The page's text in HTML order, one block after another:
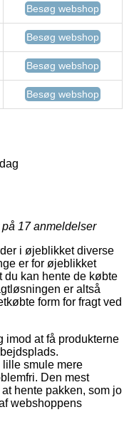
Besøg webshop
Besøg webshop
Besøg webshop
Besøg webshop
17anmeldelser
i øjeblikket diverse
er for øjeblikket
du kan hente de købte
er altså
form for fragt ved
imod at få produkterne
smule mere
Den mest
hente pakken, som jo
webshoppens